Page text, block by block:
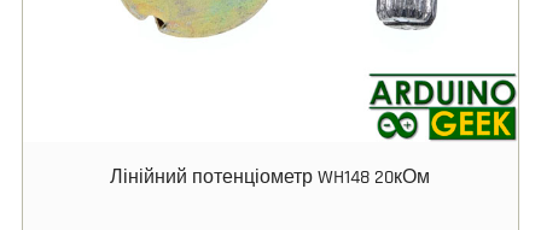
Лінійний потенціометр WH148 20кОм